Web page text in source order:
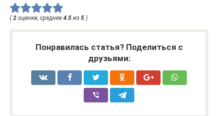
( 2 оценки, среднее 4.5 из 5 )
Понравилась статья? Поделиться с
друзьями: